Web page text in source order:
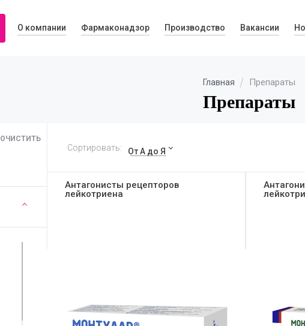
О компании Фармаконадзор Производство Вакансии
Главная Препараты
Препараты
ОЧИСТИТЬ
Сортировать: От А до Я
Антагонисты рецепторов
лейкотриена